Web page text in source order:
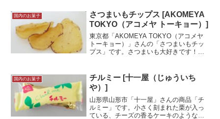
んは栗のお菓子の中でも濃厚...＜続きを
読む＞
国内のお菓子
さつまいもチップス [AKOMEYA
TOKYO（アコメヤ トーキョー）]
東京都「AKOMEYA TOKYO（アコメヤ
トーキョー）」さんの「さつまいもチッ
プス」です。さつまいも大好きです！お
つまいもって本当にすごいですよね。シ
ンプルな揚げ菓...＜続きを読む＞
国内のお菓子
チルミー [十一屋（じゅういち
や）]
山形県山形市「十一屋」さんの商品「チ
ルミー」です。小さく刻まれた栗が入っ
ている、チーズの香るケーキのような焼